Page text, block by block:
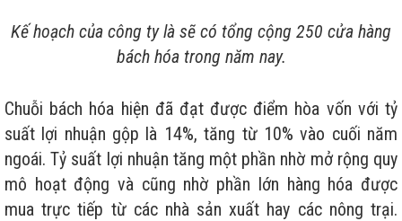
Kế hoạch của công ty là sẽ có tổng cộng 250 cửa hàng
bách hóa trong năm nay.
Chuỗi bách hóa hiện đã đạt được điểm hòa vốn với tỷ
suất lợi nhuận gộp là 14%, tăng từ 10% vào cuối năm
ngoái. Tỷ suất lợi nhuận tăng một phần nhờ mở rộng quy
mô hoạt động và cũng nhờ phần lớn hàng hóa được
mua trực tiếp từ các nhà sản xuất hay các nông trại.